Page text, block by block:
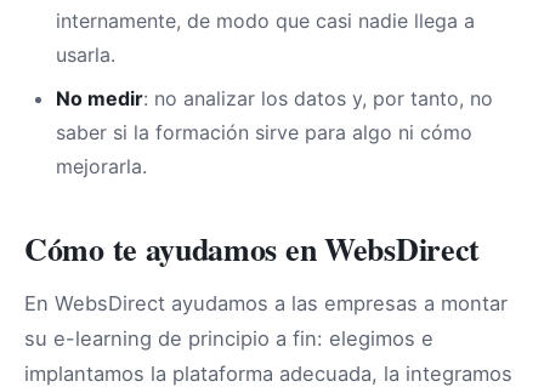
internamente, de modo que casi nadie llega a
usarla.
No medir: no analizar los datos y, por tanto, no
saber si la formación sirve para algo ni cómo
mejorarla.
Cómo te ayudamos en WebsDirect
En WebsDirect ayudamos a las empresas a montar
su e-learning de principio a fin: elegimos e
implantamos la plataforma adecuada, la integramos